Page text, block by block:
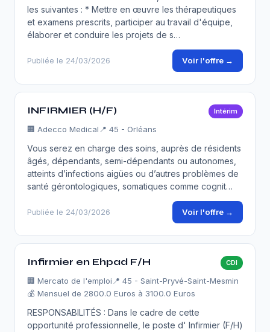
les suivantes : * Mettre en œuvre les thérapeutiques
et examens prescrits, participer au travail d'équipe,
élaborer et conduire les projets de s…
Publiée le 24/03/2026 Voir l'offre →
INFIRMIER (H/F) Intérim
🏢 Adecco Medical 📍 45 - Orléans
Vous serez en charge des soins, auprès de résidents
âgés, dépendants, semi-dépendants ou autonomes,
atteints d’infections aigües ou d’autres problèmes de
santé gérontologiques, somatiques comme cognit…
Publiée le 24/03/2026 Voir l'offre →
Infirmier en Ehpad F/H CDI
🏢 Mercato de l'emploi 📍 45 - Saint-Pryvé-Saint-Mesmin
💰 Mensuel de 2800.0 Euros à 3100.0 Euros
RESPONSABILITÉS : Dans le cadre de cette
opportunité professionnelle, le poste d' Infirmier (F/H)